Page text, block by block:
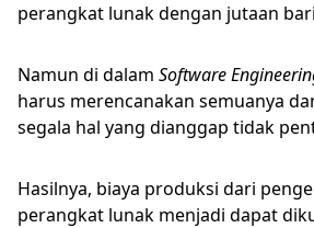
perangkat lunak dengan jutaan
Namun di dalam Software
harus merencanakan semuanya
segala hal yang dianggap tidak
Hasilnya, biaya produksi dari
perangkat lunak menjadi dapat